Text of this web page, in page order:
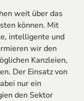
weit über das
können. Mit
intelligente und
wir den
Kanzleien,
Der Einsatz von
nur ein
den Sektor